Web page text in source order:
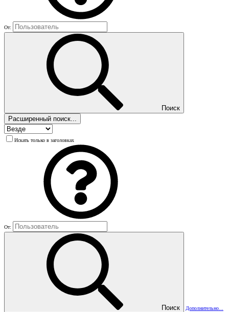
От:
Поиск
Расширенный поиск...
Искать только в заголовках
От:
Поиск
Дополнительно...